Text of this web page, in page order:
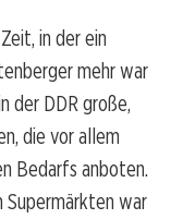
in der ein
mehr war
der DDR große,
die vor allem
Bedarfs anboten.
Supermärkten war